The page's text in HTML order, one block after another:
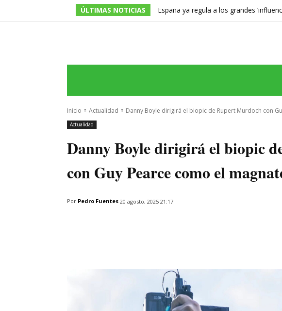
ÚLTIMAS NOTICIAS
España ya regula a los grandes
Inicio Actualidad Danny Boyle dirigirá el biopic de Rupert Murdoch con
Actualidad
Danny Boyle dirigirá el biopic
con Guy Pearce como el
Por Pedro Fuentes 20 agosto, 2025 21:17